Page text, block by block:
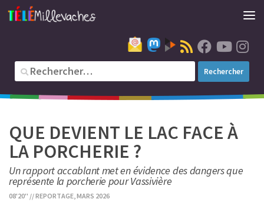
QUE DEVIENT LE LAC FACE À
LA PORCHERIE ?
Un rapport accablant met en évidence des dangers que
représente la porcherie pour Vassivière
08'20'' // REPORTAGE, MARS 2026